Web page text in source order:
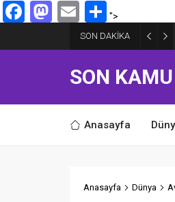
Facebook
Mastodon
EmailShare
">
SON DAKİKA
SON
Anasayfa
Anasayfa Dünya